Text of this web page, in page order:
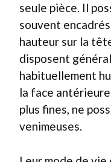
seule pièce. Il
souvent
hauteur sur la
disposent
habituellement
la face
plus fines, ne
venimeuses.